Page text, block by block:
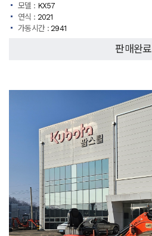
모델 : KX57
연식 : 2021
가동시간 :2941
판매완료